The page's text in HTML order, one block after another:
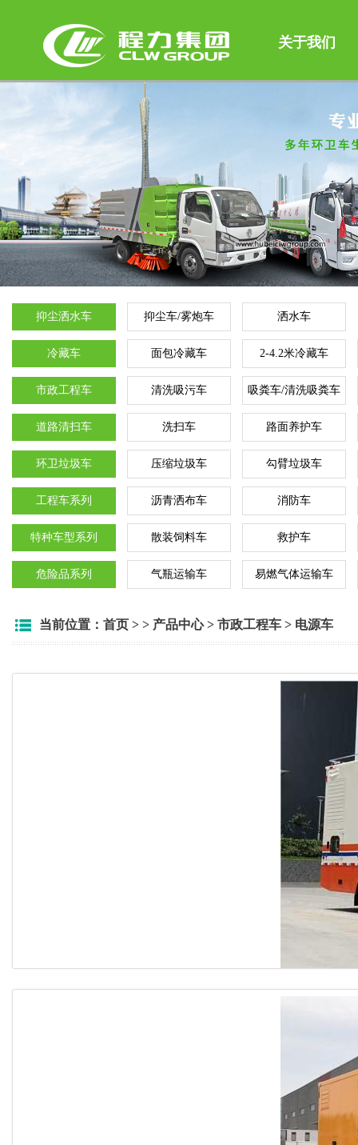
关于我们
抑尘洒水车 抑尘车/雾炮车 洒水车
冷藏车 面包冷藏车 2-4.2米冷藏车
市政工程车 清洗吸污车 吸粪车/清洗吸粪车
道路清扫车 洗扫车 路面养护车
环卫垃圾车 压缩垃圾车 勾臂垃圾车
工程车系列 沥青洒布车 消防车
特种车型系列 散装饲料车 救护车
危险品系列 气瓶运输车 易燃气体运输车
当前位置： 首页 > > 产品中心> 市政工程车 > 电源车